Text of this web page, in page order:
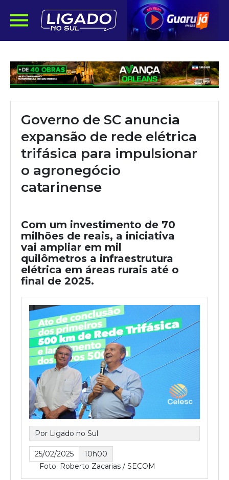
Governo de SC anuncia
expansão de rede elétrica
trifásica para impulsionar
o agronegócio
catarinense
Com um investimento de 70
milhões de reais, a iniciativa
vai ampliar em mil
quilômetros a infraestrutura
elétrica em áreas rurais até o
final de 2025.
Por Ligado no Sul
25/02/2025
10h00
Foto: Roberto Zacarias / SECOM